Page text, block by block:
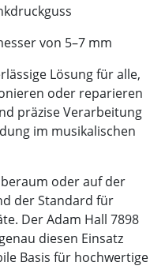
von 5–7 mm
Lösung für alle,
oder reparieren
präzise Verarbeitung
im musikalischen
oder auf der
der Standard für
Der Adam Hall 7898
diesen Einsatz
Basis für hochwertige